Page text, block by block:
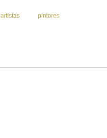
artistas pintores